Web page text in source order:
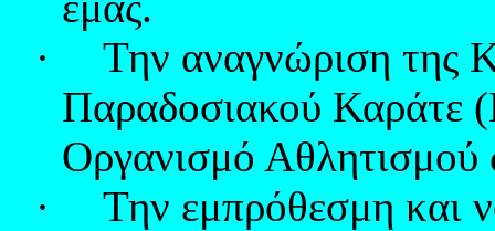
·
Την αναγνώριση της
Παραδοσιακού
Οργανισμό Αθλητισμού
·
Την εμπρόθεσμη και